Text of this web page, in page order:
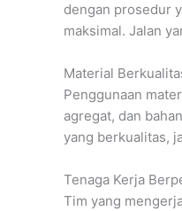
dengan prosedur
maksimal. Jalan
Material
Penggunaan
agregat, dan
yang berkualitas,
Tenaga Kerja
Tim yang